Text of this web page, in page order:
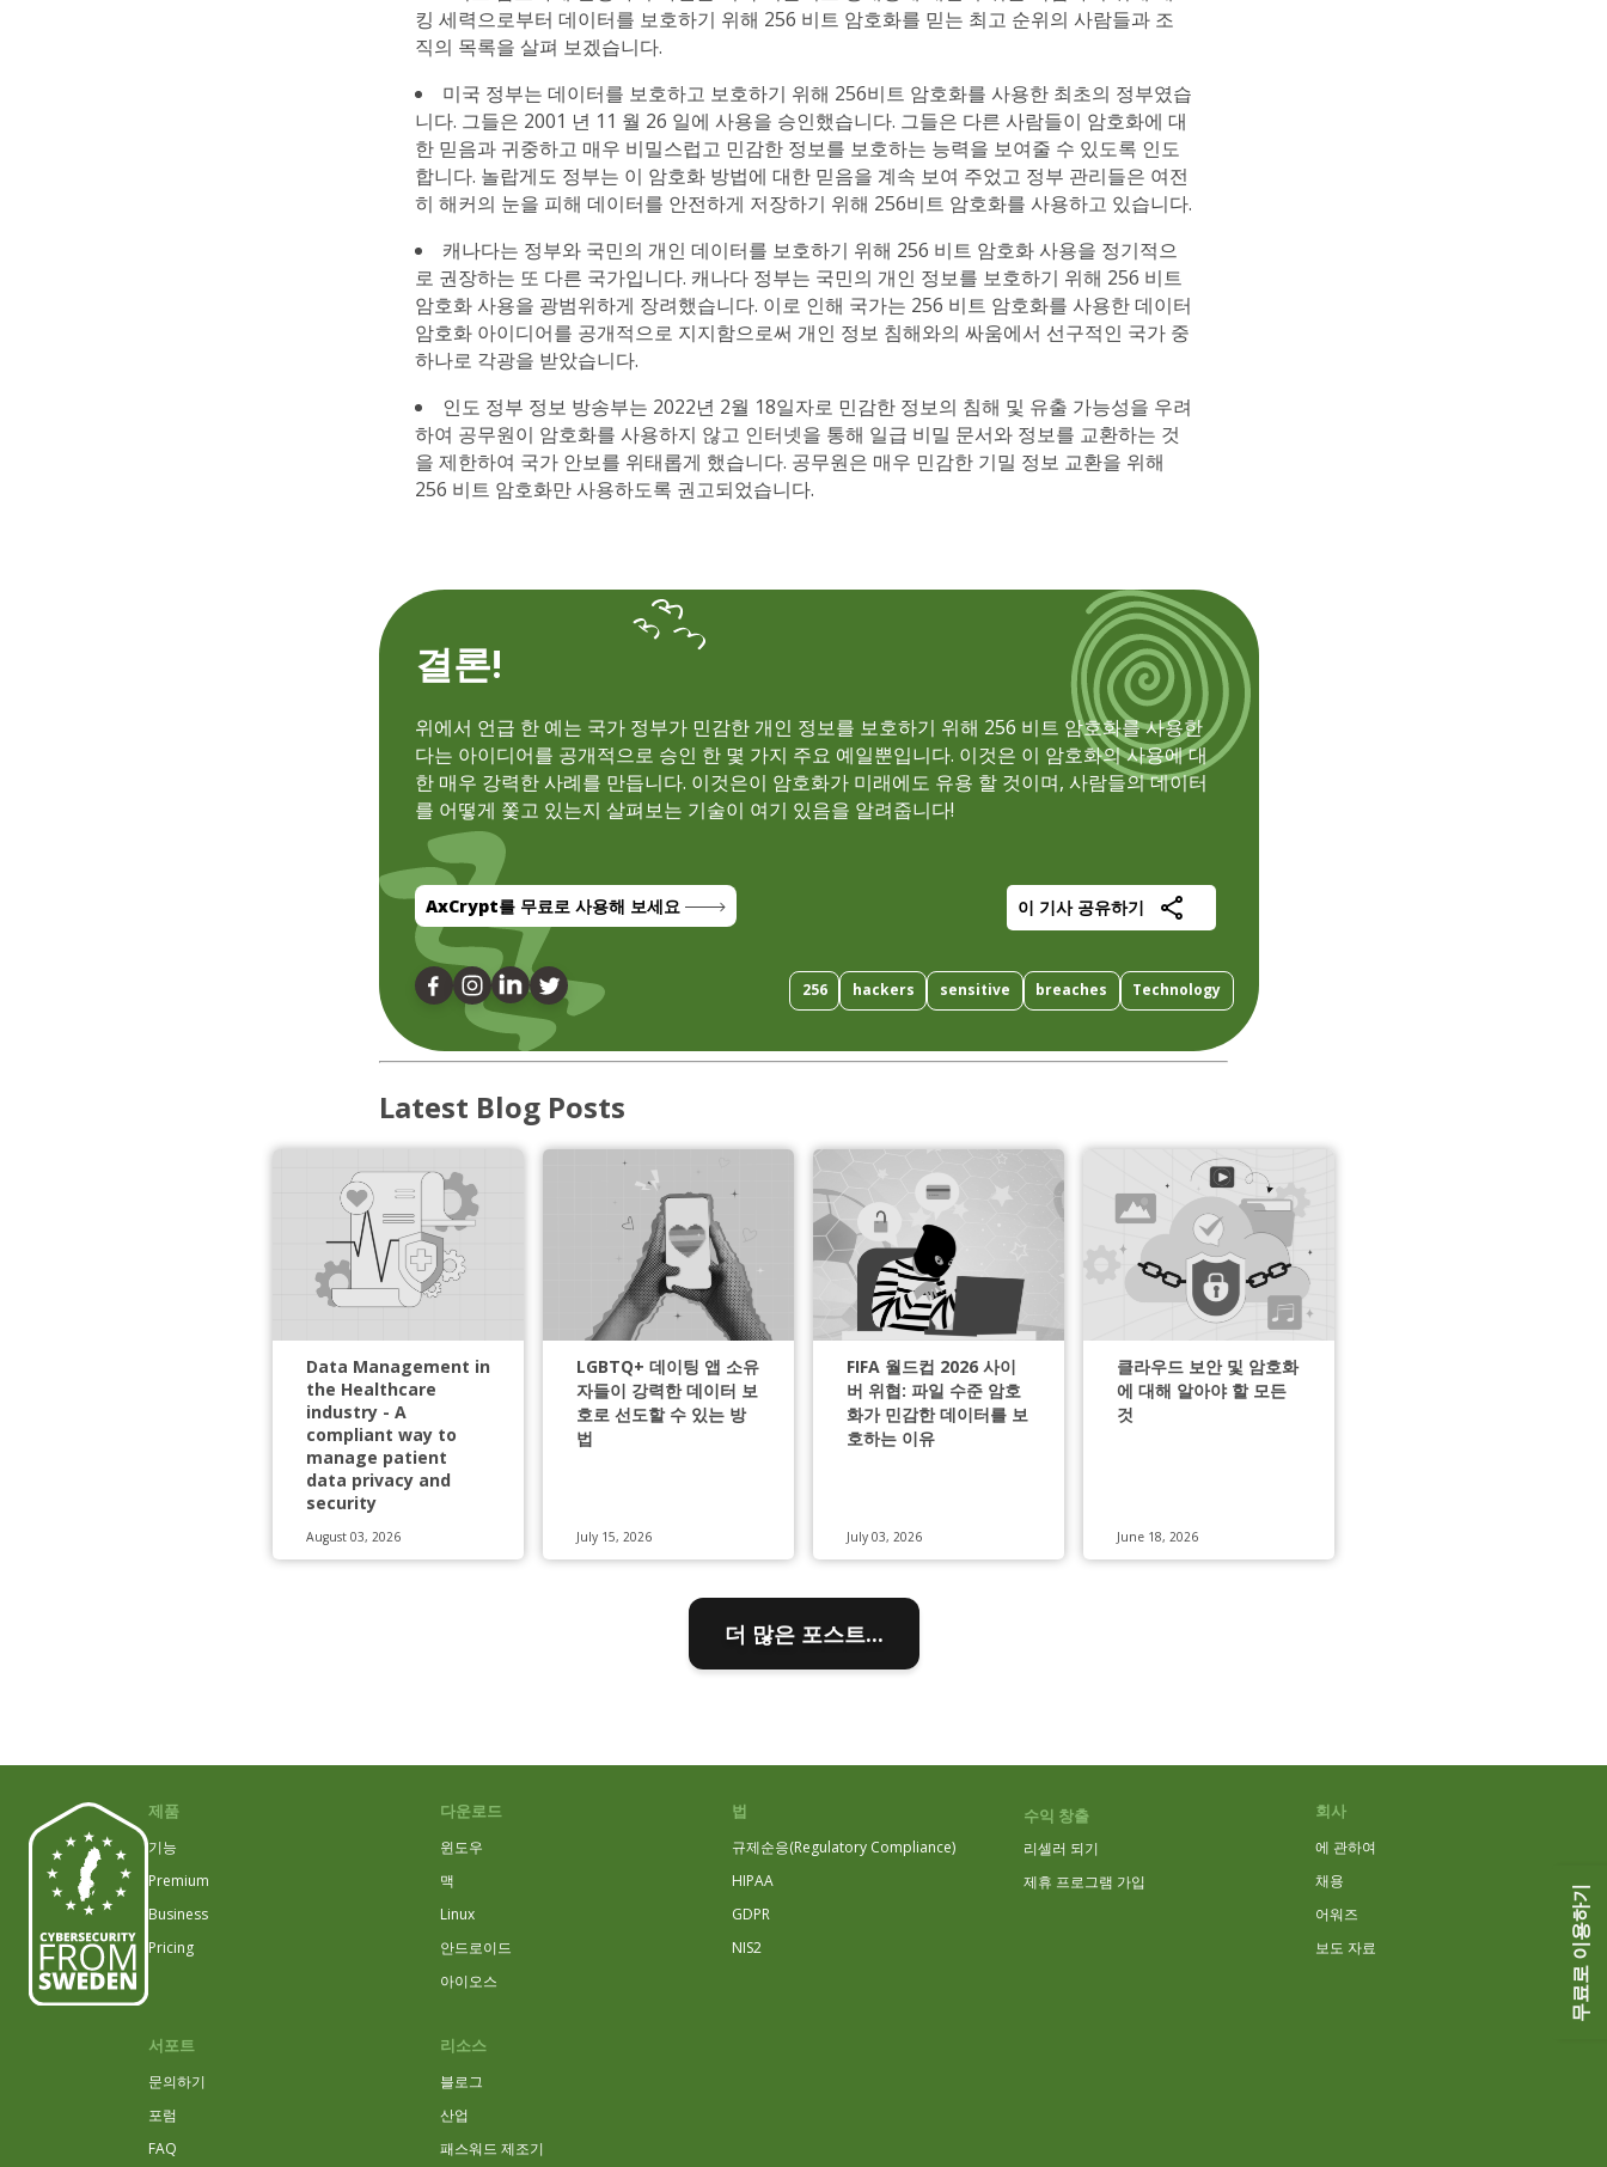
킹 세력으로부터 데이터를 보호하기 위해 256 비트 암호화를 믿는 최고 순위의 사람들과 조
직의 목록을 살펴 보겠습니다.
미국 정부는 데이터를 보호하고 보호하기 위해 256비트 암호화를 사용한 최초의 정부였습
니다. 그들은 2001 년 11 월 26 일에 사용을 승인했습니다. 그들은 다른 사람들이 암호화에 대
한 믿음과 귀중하고 매우 비밀스럽고 민감한 정보를 보호하는 능력을 보여줄 수 있도록 인도
합니다. 놀랍게도 정부는 이 암호화 방법에 대한 믿음을 계속 보여 주었고 정부 관리들은 여전
히 해커의 눈을 피해 데이터를 안전하게 저장하기 위해 256비트 암호화를 사용하고 있습니다.
캐나다는 정부와 국민의 개인 데이터를 보호하기 위해 256 비트 암호화 사용을 정기적으
로 권장하는 또 다른 국가입니다. 캐나다 정부는 국민의 개인 정보를 보호하기 위해 256 비트
암호화 사용을 광범위하게 장려했습니다. 이로 인해 국가는 256 비트 암호화를 사용한 데이터
암호화 아이디어를 공개적으로 지지함으로써 개인 정보 침해와의 싸움에서 선구적인 국가 중
하나로 각광을 받았습니다.
인도 정부 정보 방송부는 2022년 2월 18일자로 민감한 정보의 침해 및 유출 가능성을 우려
하여 공무원이 암호화를 사용하지 않고 인터넷을 통해 일급 비밀 문서와 정보를 교환하는 것
을 제한하여 국가 안보를 위태롭게 했습니다. 공무원은 매우 민감한 기밀 정보 교환을 위해
256 비트 암호화만 사용하도록 권고되었습니다.
결론!
위에서 언급 한 예는 국가 정부가 민감한 개인 정보를 보호하기 위해 256 비트 암호화를 사용한
다는 아이디어를 공개적으로 승인 한 몇 가지 주요 예일뿐입니다. 이것은 이 암호화의 사용에 대
한 매우 강력한 사례를 만듭니다. 이것은이 암호화가 미래에도 유용 할 것이며, 사람들의 데이터
를 어떻게 쫓고 있는지 살펴보는 기술이 여기 있음을 알려줍니다!
AxCrypt를 무료로 사용해 보세요 이 기사 공유하기
256 hackers sensitive breaches Technology
Latest Blog Posts
Data Management in
the Healthcare
industry - A
compliant way to
manage patient
data privacy and
security
August 03, 2026
LGBTQ+ 데이팅 앱 소유
자들이 강력한 데이터 보
호로 선도할 수 있는 방
법
July 15, 2026
FIFA 월드컵 2026 사이
버 위협: 파일 수준 암호
화가 민감한 데이터를 보
호하는 이유
July 03, 2026
클라우드 보안 및 암호화
에 대해 알아야 할 모든
것
June 18, 2026
더 많은 포스트...
제품
기능
Premium
Business
Pricing
다운로드
윈도우
맥
Linux
안드로이드
아이오스
법
규제순응(Regulatory Compliance)
HIPAA
GDPR
NIS2
수익 창출
리셀러 되기
제휴 프로그램 가입
회사
에 관하여
채용
어워즈
보도 자료
서포트
문의하기
포럼
FAQ
리소스
블로그
산업
패스워드 제조기
무료로 이용하기